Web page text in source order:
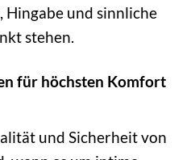
Hingabe und sinnliche
stehen.
für höchsten Komfort
und Sicherheit von